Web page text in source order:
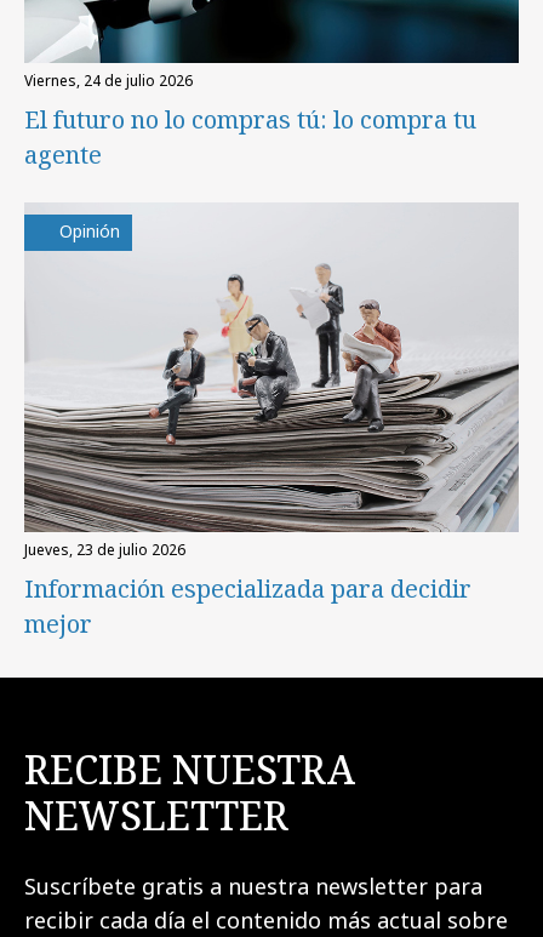
viernes, 24 de julio 2026
El futuro no lo compras tú: lo compra tu
agente
Opinión
jueves, 23 de julio 2026
Información especializada para decidir
mejor
RECIBE NUESTRA
NEWSLETTER
Suscríbete gratis a nuestra newsletter para
recibir cada día el contenido más actual sobre